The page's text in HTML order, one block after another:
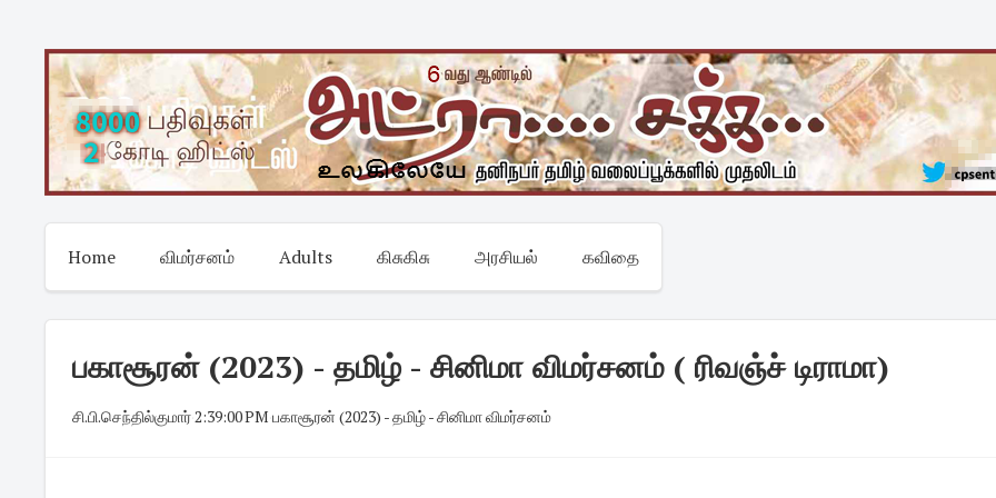
content
Home விமர்சனம் Adults கிசுகிசு அரசியல் கவிதை
பகாசூரன் (2023) - தமிழ் - சினிமா விமர்சனம் ( ரிவஞ்ச் டிராமா)
சி.பி.செந்தில்குமார்·2:39:00 PM ·பகாசூரன் (2023) - தமிழ் - சினிமா விமர்சனம்